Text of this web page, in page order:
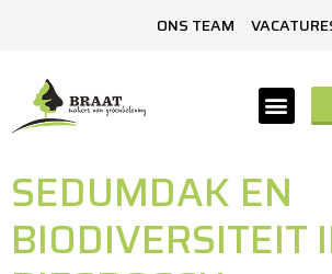
ONS TEAM
SEDUMDAK EN
BIODIVERSITEIT